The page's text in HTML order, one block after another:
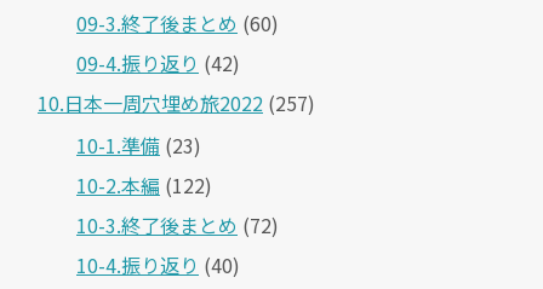
09-3.終了後まとめ (60)
09-4.振り返り (42)
10.日本一周穴埋め旅2022 (257)
10-1.準備 (23)
10-2.本編 (122)
10-3.終了後まとめ (72)
10-4.振り返り (40)